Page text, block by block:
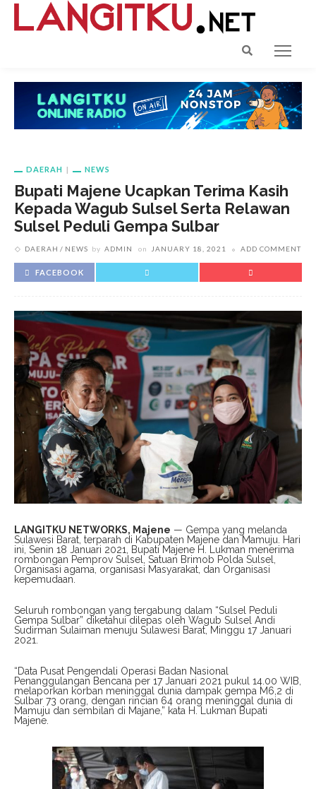
DAERAH NEWS
Bupati Majene Ucapkan Terima Kasih
Kepada Wagub Sulsel Serta Relawan
Sulsel Peduli Gempa Sulbar
DAERAH NEWS by ADMIN on JANUARY 18, 2021 ADD COMMENT
FACEBOOK
LANGITKU NETWORKS, Majene — Gempa yang melanda
Sulawesi Barat, terparah di Kabupaten Majene dan Mamuju. Hari
ini, Senin 18 Januari 2021, Bupati Majene H. Lukman menerima
rombongan Pemprov Sulsel, Satuan Brimob Polda Sulsel,
Organisasi agama, organisasi Masyarakat, dan Organisasi
kepemudaan.
Seluruh rombongan yang tergabung dalam “Sulsel Peduli
Gempa Sulbar” diketahui dilepas oleh Wagub Sulsel Andi
Sudirman Sulaiman menuju Sulawesi Barat, Minggu 17 Januari
2021.
“Data Pusat Pengendali Operasi Badan Nasional
Penanggulangan Bencana per 17 Januari 2021 pukul 14.00 WIB,
melaporkan korban meninggal dunia dampak gempa M6,2 di
Sulbar 73 orang, dengan rincian 64 orang meninggal dunia di
Mamuju dan sembilan di Majane,” kata H. Lukman Bupati
Majene.